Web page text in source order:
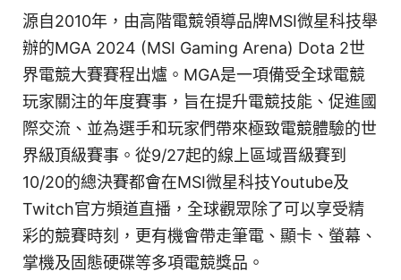
源自2010年，由高階電競領導品牌MSI微星科技舉
辦的MGA 2024 (MSI Gaming Arena) Dota 2世
界電競大賽賽程出爐。MGA是一項備受全球電競
玩家關注的年度賽事，旨在提升電競技能、促進國
際交流、並為選手和玩家們帶來極致電競體驗的世
界級頂級賽事。從9/27起的線上區域晋級賽到
10/20的總決賽都會在MSI微星科技Youtube及
Twitch官方頻道直播，全球觀眾除了可以享受精
彩的競賽時刻，更有機會帶走筆電、顯卡、螢幕、
掌機及固態硬碟等多項電競獎品。